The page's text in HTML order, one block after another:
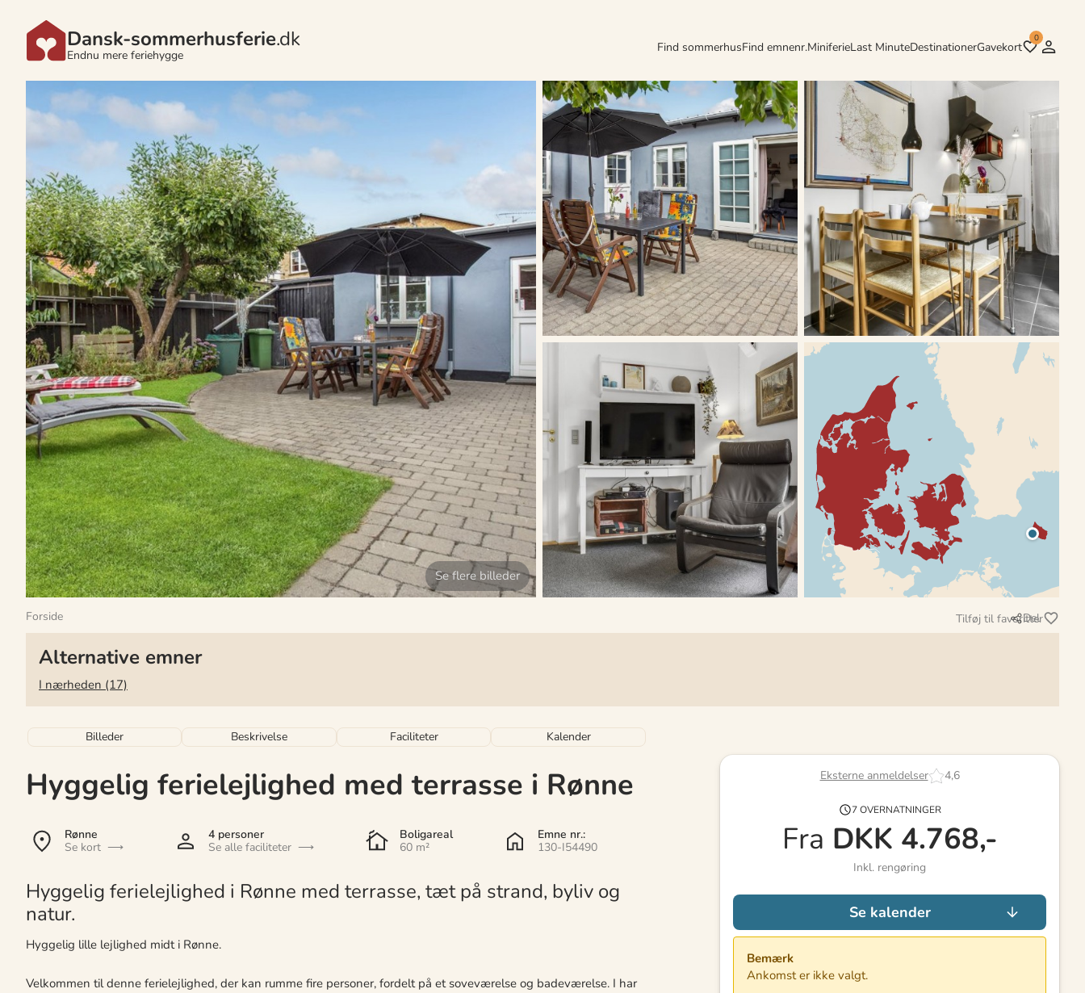
Dansk-sommerhusferie.dk
Endnu mere feriehygge
Find sommerhusFind emnenr.MiniferieLast MinuteDestinationerGavekort
0
Forside Tilføj til favoritter
Del
Alternative emner
I nærheden (17)
Billeder Beskrivelse Faciliteter Kalender
Hyggelig ferielejlighed med terrasse i Rønne
Rønne
Se kort
4 personer
Se alle faciliteter
Boligareal
60 m²
Emne nr.:
130-I54490
Hyggelig ferielejlighed i Rønne med terrasse, tæt på strand, byliv og
natur.
Hyggelig lille lejlighed midt i Rønne.
Velkommen til denne ferielejlighed, der kan rumme fire personer, fordelt på et soveværelse og badeværelse. I har
Eksterne anmeldelser 4,6
7 OVERNATNINGER
Fra DKK 4.768,-
Inkl. rengøring
Se kalender
Bemærk
Ankomst er ikke valgt.